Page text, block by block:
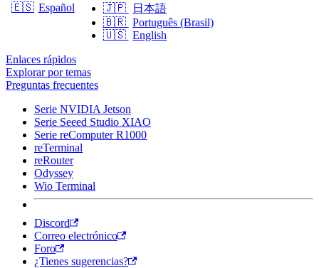
🇪🇸 Español
🇯🇵
日本語
🇧🇷 Português (Brasil)
🇺🇸 English
Enlaces rápidos
Explorar por temas
Preguntas frecuentes
Serie NVIDIA Jetson
Serie Seeed Studio XIAO
Serie reComputer R1000
reTerminal
reRouter
Odyssey
Wio Terminal
Discord
Correo electrónico
Foro
¿Tienes sugerencias?